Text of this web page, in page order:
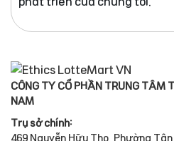
CÔNG TY CỔ PHẦN TRUNG TÂM
NAM
Trụ sở chính:
469 Nguyễn Hữu Thọ, Phường